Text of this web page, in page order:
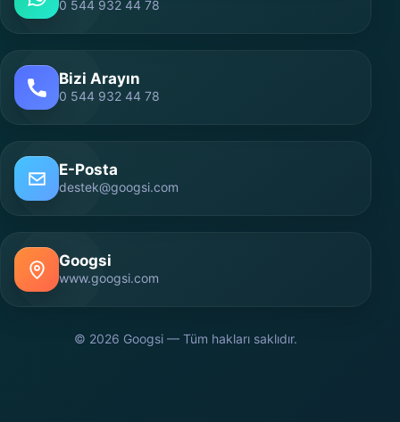
0 544 932 44 78
Bizi Arayın
0 544 932 44 78
E-Posta
destek@googsi.com
Googsi
www.googsi.com
© 2026 Googsi — Tüm hakları saklıdır.